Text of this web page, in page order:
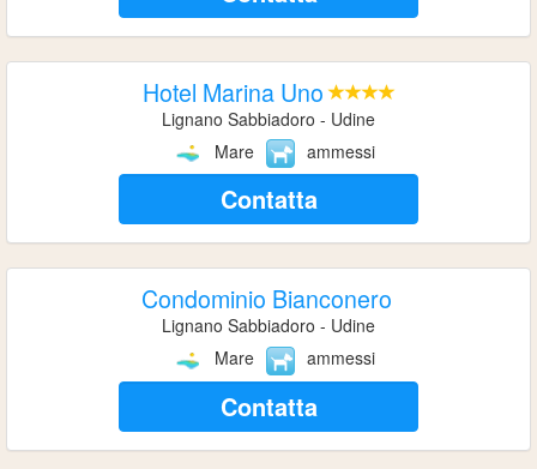
Hotel Marina Uno
Lignano Sabbiadoro - Udine
Mare
ammessi
Contatta
Condominio Bianconero
Lignano Sabbiadoro - Udine
Mare
ammessi
Contatta